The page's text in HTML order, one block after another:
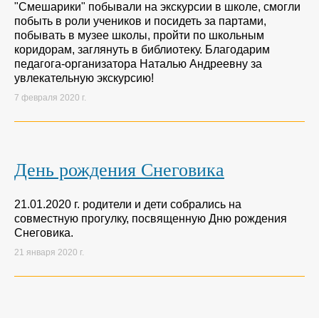
"Смешарики" побывали на экскурсии в школе, смогли
побыть в роли учеников и посидеть за партами,
побывать в музее школы, пройти по школьным
коридорам, заглянуть в библиотеку. Благодарим
педагога-организатора Наталью Андреевну за
увлекательную экскурсию!
7 февраля 2020 г.
День рождения Снеговика
21.01.2020 г. родители и дети собрались на
совместную прогулку, посвященную Дню рождения
Снеговика.
21 января 2020 г.